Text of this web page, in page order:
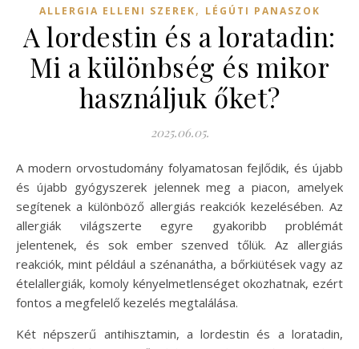
ALLERGIA ELLENI SZEREK, LÉGÚTI PANASZOK
A lordestin és a loratadin:
Mi a különbség és mikor
használjuk őket?
2025.06.05.
A modern orvostudomány folyamatosan fejlődik, és újabb
és újabb gyógyszerek jelennek meg a piacon, amelyek
segítenek a különböző allergiás reakciók kezelésében. Az
allergiák világszerte egyre gyakoribb problémát
jelentenek, és sok ember szenved tőlük. Az allergiás
reakciók, mint például a szénanátha, a bőrkiütések vagy az
ételallergiák, komoly kényelmetlenséget okozhatnak, ezért
fontos a megfelelő kezelés megtalálása.
Két népszerű antihisztamin, a lordestin és a loratadin,